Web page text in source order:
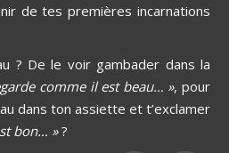
de tes premières incarnations
? De le voir gambader dans la
comme il est beau… », pour
dans ton assiette et t’exclamer
bon… »?